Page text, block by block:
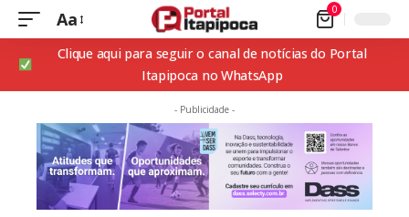
Aa 0
Clique aqui para seguir o canal de notícias do Portal
Itapipoca no WhatsApp
- Publicidade -